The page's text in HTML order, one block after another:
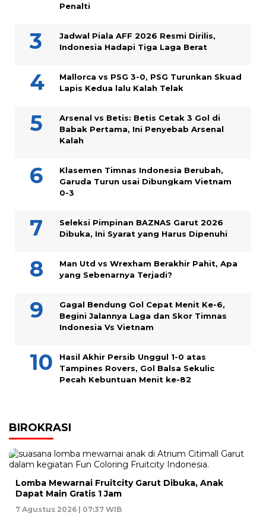
Penalti
Jadwal Piala AFF 2026 Resmi Dirilis,
Indonesia Hadapi Tiga Laga Berat
Mallorca vs PSG 3-0, PSG Turunkan Skuad
Lapis Kedua lalu Kalah Telak
Arsenal vs Betis: Betis Cetak 3 Gol di
Babak Pertama, Ini Penyebab Arsenal
Kalah
Klasemen Timnas Indonesia Berubah,
Garuda Turun usai Dibungkam Vietnam
0-3
Seleksi Pimpinan BAZNAS Garut 2026
Dibuka, Ini Syarat yang Harus Dipenuhi
Man Utd vs Wrexham Berakhir Pahit, Apa
yang Sebenarnya Terjadi?
Gagal Bendung Gol Cepat Menit Ke-6,
Begini Jalannya Laga dan Skor Timnas
Indonesia Vs Vietnam
Hasil Akhir Persib Unggul 1-0 atas
Tampines Rovers, Gol Balsa Sekulic
Pecah Kebuntuan Menit ke-82
BIROKRASI
Lomba Mewarnai Fruitcity Garut Dibuka, Anak
Dapat Main Gratis 1 Jam
7 Agustus 2026 | 07:37 WIB